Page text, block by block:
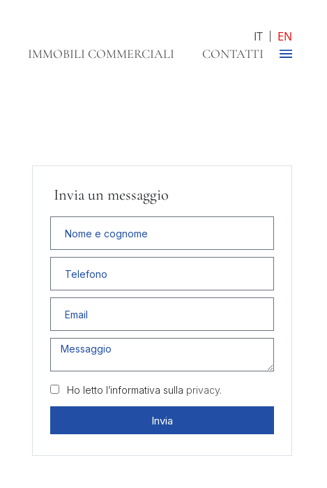
IT
EN
IMMOBILI COMMERCIALI CONTATTI
Invia un messaggio
Ho letto l’informativa sulla privacy.
Invia